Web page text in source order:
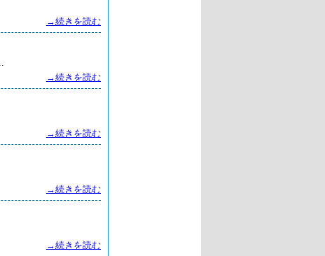
→続きを読む
→続きを読む
→続きを読む
→続きを読む
→続きを読む